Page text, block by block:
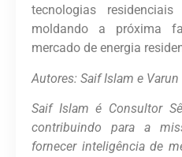
tecnologias residenciais
moldando a próxima
mercado de energia
Autores: Saif Islam e
Saif Islam é Consultor
contribuindo para a
fornecer inteligência de